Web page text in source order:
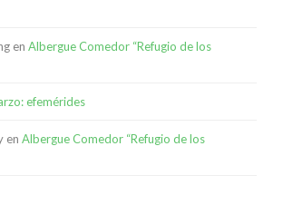
en Albergue Comedor “Refugio de los
efemérides
en Albergue Comedor “Refugio de los